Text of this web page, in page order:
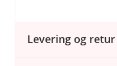
Levering og retur